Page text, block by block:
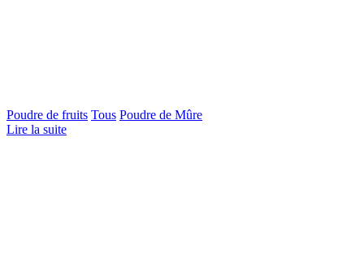
Poudre de fruits Tous Poudre de Mûre
Lire la suite